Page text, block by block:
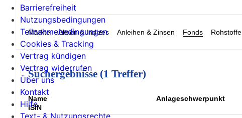
Märkte Aktien & Indizes Anleihen & Zinsen Fonds Rohstoffe
Suchergebnisse (1 Treffer)
Name
ISIN
Anlageschwerpunkt
Barrierefreiheit
Nutzungsbedingungen
Teilnahmebedingungen
Cookies & Tracking
Vertrag kündigen
Vertrag widerrufen
Über uns
Kontakt
Hilfe
Text- & Nutzungsrechte